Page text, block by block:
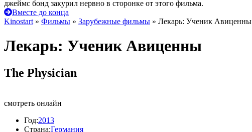
джеймс бонд закурил нервно в сторонке от этого фильма.
Вместе до конца
Kinostart » Фильмы » Зарубежные фильмы » Лекарь: Ученик Авиценны
Лекарь: Ученик Авиценны
The Physician
смотреть онлайн
Год:2013
Страна:Германия